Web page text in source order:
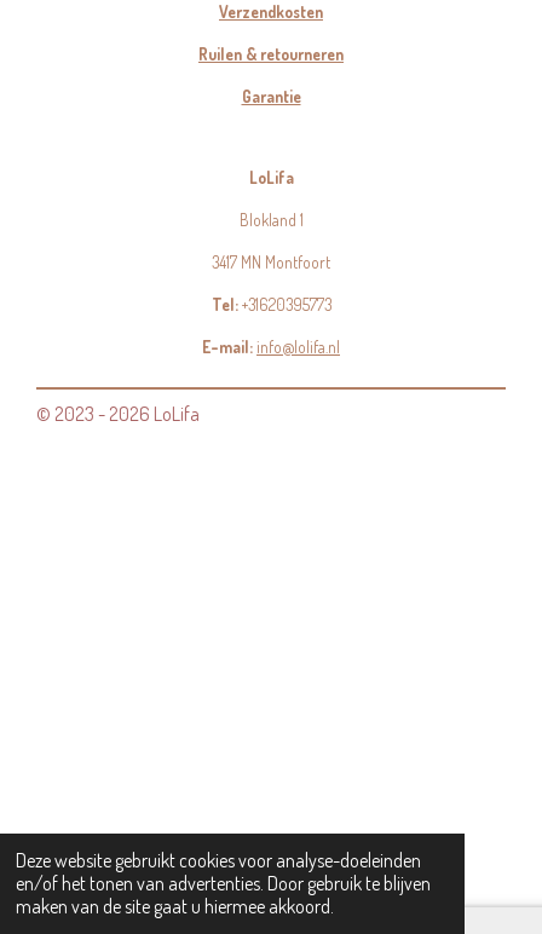
Deze website gebruikt cookies voor analyse-doeleinden
en/of het tonen van advertenties. Door gebruik te blijven
maken van de site gaat u hiermee akkoord.
Verzendkosten
Ruilen & retourneren
Garantie
LoLifa
Blokland 1
3417 MN Montfoort
Tel:+31620395773
E-mail:info@lolifa.nl
© 2023 - 2026 LoLifa